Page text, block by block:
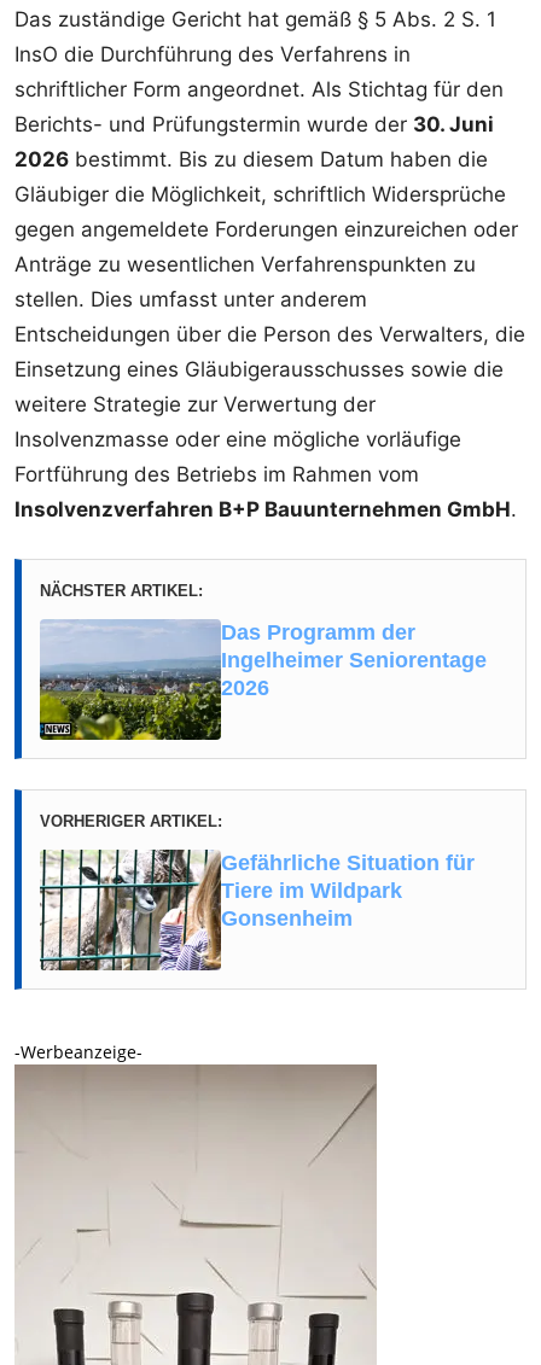
Das zuständige Gericht hat gemäß § 5 Abs. 2 S. 1
InsO die Durchführung des Verfahrens in
schriftlicher Form angeordnet. Als Stichtag für den
Berichts- und Prüfungstermin wurde der 30. Juni
2026 bestimmt. Bis zu diesem Datum haben die
Gläubiger die Möglichkeit, schriftlich Widersprüche
gegen angemeldete Forderungen einzureichen oder
Anträge zu wesentlichen Verfahrenspunkten zu
stellen. Dies umfasst unter anderem
Entscheidungen über die Person des Verwalters, die
Einsetzung eines Gläubigerausschusses sowie die
weitere Strategie zur Verwertung der
Insolvenzmasse oder eine mögliche vorläufige
Fortführung des Betriebs im Rahmen vom
Insolvenzverfahren B+P Bauunternehmen GmbH.
NÄCHSTER ARTIKEL:
Das Programm der
Ingelheimer Seniorentage
2026
VORHERIGER ARTIKEL:
Gefährliche Situation für
Tiere im Wildpark
Gonsenheim
-Werbeanzeige-